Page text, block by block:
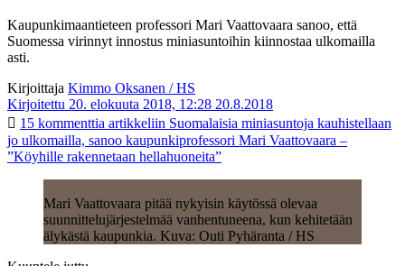
Kaupunkimaantieteen professori Mari Vaattovaara sanoo, että
Suomessa virinnyt innostus miniasuntoihin kiinnostaa ulkomailla
asti.
Kirjoittaja Kimmo Oksanen / HS
Kirjoitettu 20. elokuuta 2018, 12:28 20.8.2018
15 kommenttia artikkeliin Suomalaisia miniasuntoja kauhistellaan
jo ulkomailla, sanoo kaupunkiprofessori Mari Vaattovaara –
”Köyhille rakennetaan hellahuoneita”
Mari Vaattovaara pitää nykyisin käytössä olevaa
suunnittelujärjestelmää vanhentuneena, kun kehitetään
älykästä kaupunkia. Kuva: Outi Pyhäranta / HS